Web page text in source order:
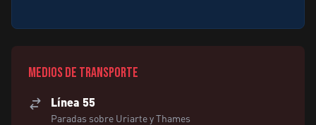
Medios de transporte
Línea 55
Paradas sobre Uriarte y Thames